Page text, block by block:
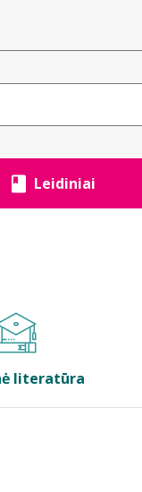
Leidiniai
literatūra